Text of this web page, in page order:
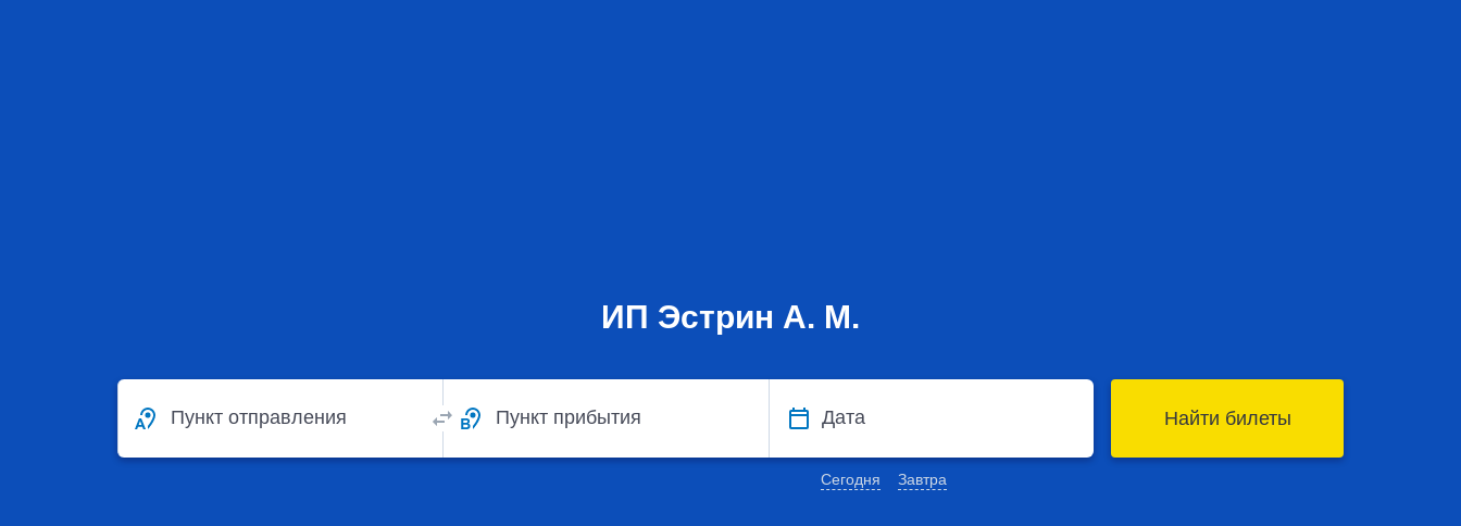
ИП Эстрин А. М.
Пункт отправления Пункт прибытия Дата
Сегодня Завтра
Найти билеты